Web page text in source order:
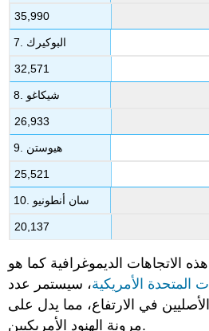
35,990
7. البوكيرك
32,571
8. شيكاغو
26,933
9. هيوستن
25,521
10. سان أنطونيو
20,137
الاتجاهات الديموغرافية كما هو
المتحدة الأمريكية، سيستمر عدد
في الارتفاع، مما يدل على
مرونة الهنود الأمريكيين.